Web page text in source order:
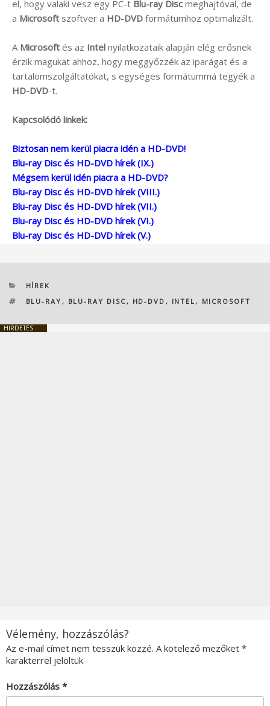
el, hogy valaki vesz egy PC-t Blu-ray Disc meghajtóval, de
a Microsoft szoftver a HD-DVD formátumhoz optimalizált.
A Microsoft és az Intel nyilatkozataik alapján elég erősnek
érzik magukat ahhoz, hogy meggyőzzék az iparágat és a
tartalomszolgáltatókat, s egységes formátummá tegyék a
HD-DVD-t.
Kapcsolódó linkek:
Biztosan nem kerül piacra idén a HD-DVD!
Blu-ray Disc és HD-DVD hírek (IX.)
Mégsem kerül idén piacra a HD-DVD?
Blu-ray Disc és HD-DVD hírek (VIII.)
Blu-ray Disc és HD-DVD hírek (VII.)
Blu-ray Disc és HD-DVD hírek (VI.)
Blu-ray Disc és HD-DVD hírek (V.)
KATEGÓRIÁK
HÍREK
CÍMKÉK
BLU-RAY , BLU-RAY DISC , HD-DVD , INTEL , MICROSOFT
HIRDETÉS
Vélemény, hozzászólás?
Az e-mail címet nem tesszük közzé. A kötelező mezőket *
karakterrel jelöltük
Hozzászólás *